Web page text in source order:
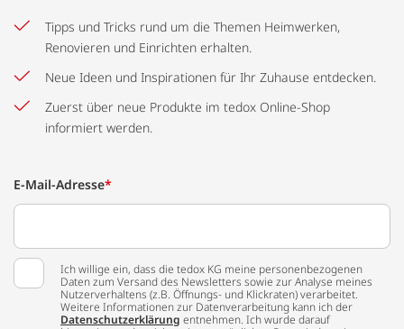
Tipps und Tricks rund um die Themen Heimwerken,
Renovieren und Einrichten erhalten.
Neue Ideen und Inspirationen für Ihr Zuhause entdecken.
Zuerst über neue Produkte im tedox Online-Shop
informiert werden.
E-Mail-Adresse*
Ich willige ein, dass die tedox KG meine personenbezogenen
Daten zum Versand des Newsletters sowie zur Analyse meines
Nutzerverhaltens (z.B. Öffnungs- und Klickraten) verarbeitet.
Weitere Informationen zur Datenverarbeitung kann ich der
Datenschutzerklärung entnehmen. Ich wurde darauf